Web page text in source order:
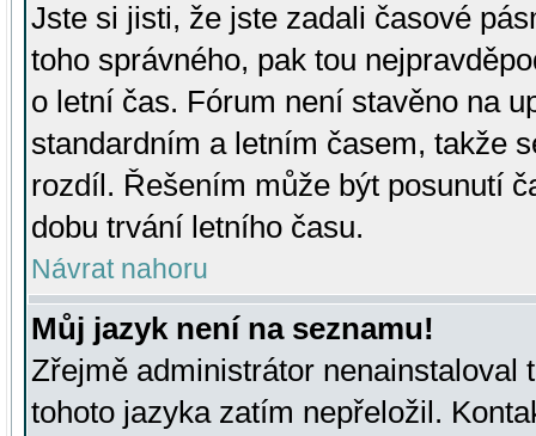
Jste si jisti, že jste zadali časové
toho správného, pak tou
o letní čas. Fórum není stavěno na
standardním a letním časem, takže
rozdíl. Řešením může být posunutí
dobu trvání letního času.
Návrat nahoru
Můj jazyk není na seznamu!
Zřejmě administrátor nenainstaloval
tohoto jazyka zatím nepřeložil.